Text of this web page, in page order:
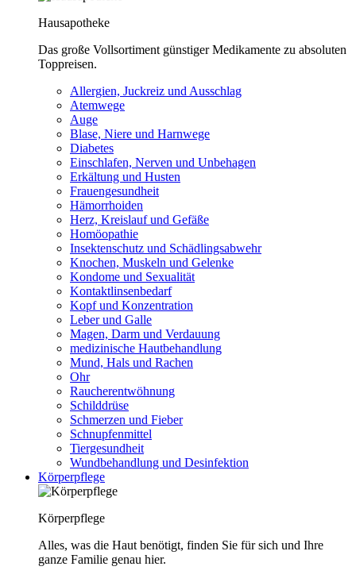
Hausapotheke
Das große Vollsortiment günstiger Medikamente zu absoluten
Toppreisen.
Allergien, Juckreiz und Ausschlag
Atemwege
Auge
Blase, Niere und Harnwege
Diabetes
Einschlafen, Nerven und Unbehagen
Erkältung und Husten
Frauengesundheit
Hämorrhoiden
Herz, Kreislauf und Gefäße
Homöopathie
Insektenschutz und Schädlingsabwehr
Knochen, Muskeln und Gelenke
Kondome und Sexualität
Kontaktlinsenbedarf
Kopf und Konzentration
Leber und Galle
Magen, Darm und Verdauung
medizinische Hautbehandlung
Mund, Hals und Rachen
Ohr
Raucherentwöhnung
Schilddrüse
Schmerzen und Fieber
Schnupfenmittel
Tiergesundheit
Wundbehandlung und Desinfektion
Körperpflege
Körperpflege
Alles, was die Haut benötigt, finden Sie für sich und Ihre
ganze Familie genau hier.